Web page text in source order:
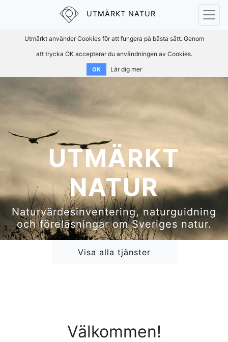
Utmärkt använder Cookies för att fungera på bästa sätt. Genom
att trycka OK accepterar du användningen av Cookies.
OK Lär dig mer
UTMÄRKT NATUR
UTMÄRKT
NATUR
Naturvärdesinventering, naturguidning
och föreläsningar om Sveriges natur.
Visa alla tjänster
Välkommen!